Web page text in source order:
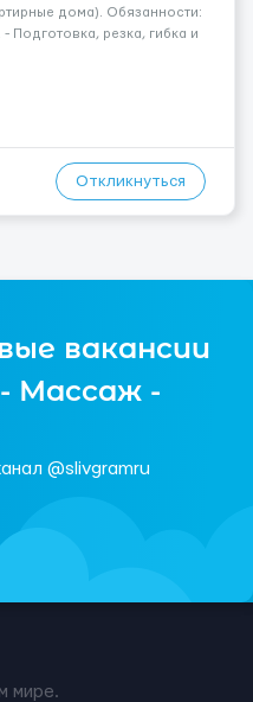
дома). Обязанности:
Подготовка, резка, гибка и
бетона. - Демонтаж
Откликнуться
вакансии
Массаж -
@slivgramru
мире.